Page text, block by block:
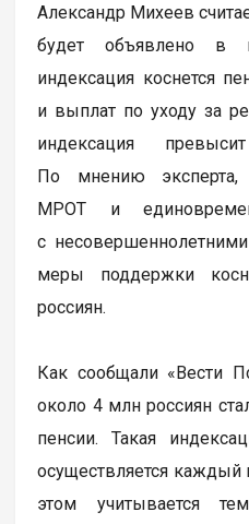
Александр Михеев
будет объявлено в
индексация коснется
и выплат по уходу за
индексация
По мнению
МРОТ и
с
меры поддержки
россиян.
Как сообщали «Вести
около 4 млн россиян
пенсии. Такая
осуществляется каждый
этом учитывается